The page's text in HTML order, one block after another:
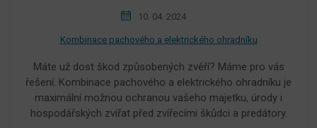
10. 04. 2024
Kombinace pachového a elektrického ohradníku
Máte už dost škod způsobených zvěří? Máme pro vás
řešení. Kombinace pachového a elektrického ohradníku je
maximální možnou ochranou vašeho majetku, úrody i
hospodářských zvířat před zvířecími škůdci a predátory.